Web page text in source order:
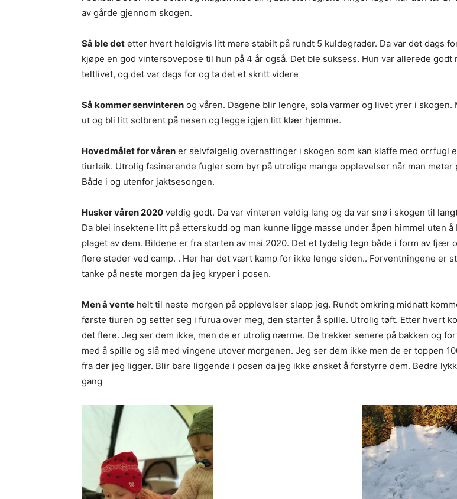
av gårde gjennom skogen.
Så ble det etter hvert heldigvis litt mere stabilt på rundt 5 kuldegrader. Da var det dags
kjøpe en god vintersovepose til hun på 4 år også. Det ble suksess. Hun var allerede godt
teltlivet, og det var dags for og ta det et skritt videre
Så kommer senvinteren og våren. Dagene blir lengre, sola varmer og livet yrer i skogen.
ut og bli litt solbrent på nesen og legge igjen litt klær hjemme.
Hovedmålet for våren er selvfølgelig overnattinger i skogen som kan klaffe med orrfugl
tiurleik. Utrolig fasinerende fugler som byr på utrolige mange opplevelser når man møter
Både i og utenfor jaktsesongen.
Husker våren 2020 veldig godt. Da var vinteren veldig lang og da var snø i skogen til
Da blei insektene litt på etterskudd og man kunne ligge masse under åpen himmel uten å
plaget av dem. Bildene er fra starten av mai 2020. Det et tydelig tegn både i form av fjær
flere steder ved camp. . Her har det vært kamp for ikke lenge siden.. Forventningene er
tanke på neste morgen da jeg kryper i posen.
Men å vente helt til neste morgen på opplevelser slapp jeg. Rundt omkring midnatt
første tiuren og setter seg i furua over meg, den starter å spille. Utrolig tøft. Etter hvert
det flere. Jeg ser dem ikke, men de er utrolig nærme. De trekker senere på bakken og
med å spille og slå med vingene utover morgenen. Jeg ser dem ikke men de er toppen
fra der jeg ligger. Blir bare liggende i posen da jeg ikke ønsket å forstyrre dem. Bedre
gang